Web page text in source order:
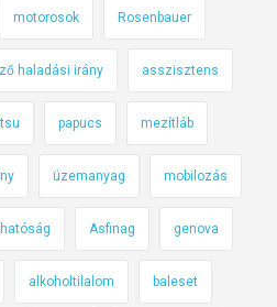
motorosok Rosenbauer
haladási irány asszisztens
papucs mezítláb
üzemanyag mobilozás
Asfinag genova
alkoholtilalom baleset